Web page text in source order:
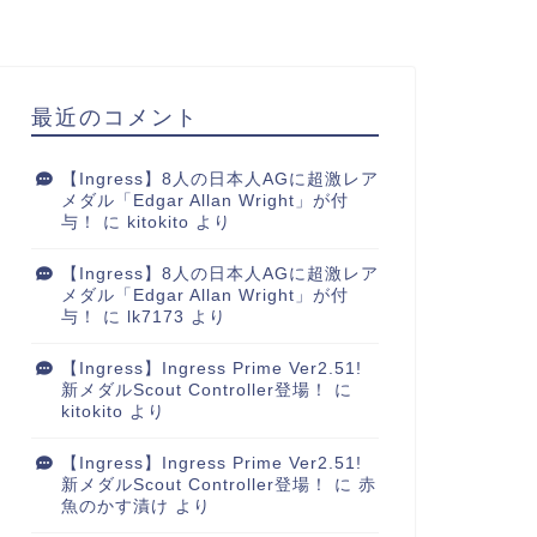
最近のコメント
【Ingress】8人の日本人AGに超激レア
メダル「Edgar Allan Wright」が付
与！
に kitokito より
【Ingress】8人の日本人AGに超激レア
メダル「Edgar Allan Wright」が付
与！
に lk7173 より
【Ingress】Ingress Prime Ver2.51!
新メダルScout Controller登場！
に
kitokito より
【Ingress】Ingress Prime Ver2.51!
新メダルScout Controller登場！
に 赤
魚のかす漬け より